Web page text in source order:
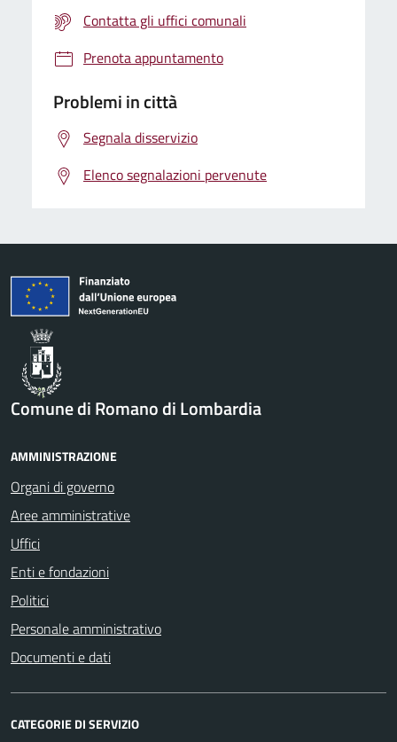
Contatta gli uffici comunali
Prenota appuntamento
Problemi in città
Segnala disservizio
Elenco segnalazioni pervenute
Comune di Romano di Lombardia
AMMINISTRAZIONE
Organi di governo
Aree amministrative
Uffici
Enti e fondazioni
Politici
Personale amministrativo
Documenti e dati
CATEGORIE DI SERVIZIO